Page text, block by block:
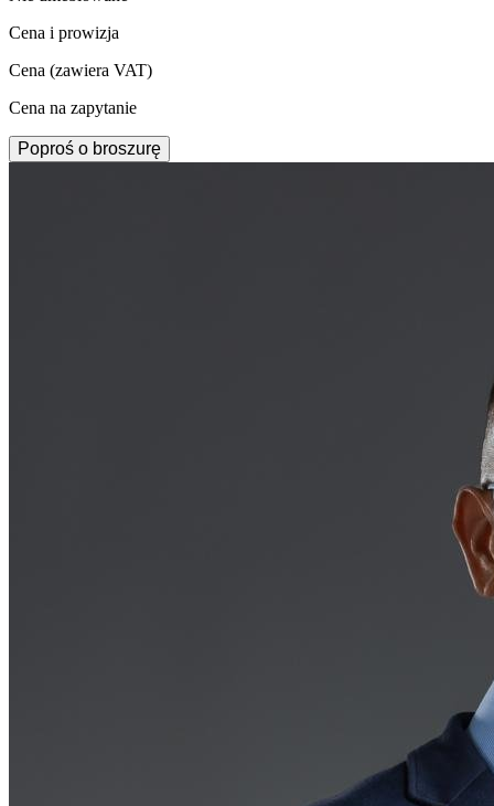
Cena i prowizja
Cena (zawiera VAT)
Cena na zapytanie
Poproś o broszurę